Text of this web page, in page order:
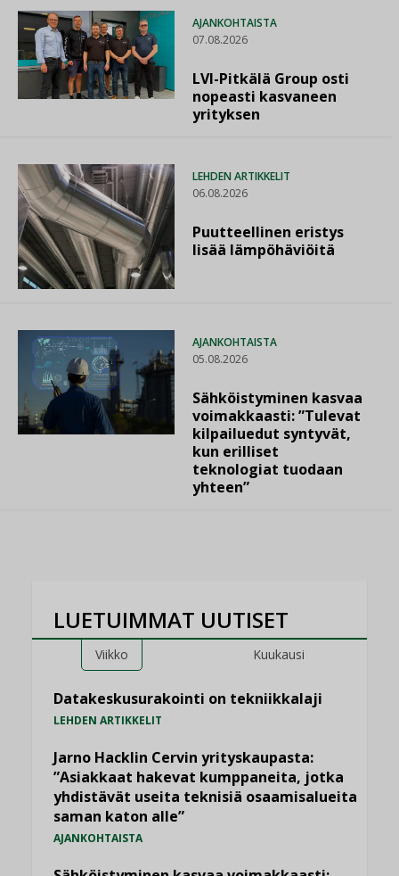
AJANKOHTAISTA
07.08.2026
LVI-Pitkälä Group osti
nopeasti kasvaneen
yrityksen
LEHDEN ARTIKKELIT
06.08.2026
Puutteellinen eristys
lisää lämpöhäviöitä
AJANKOHTAISTA
05.08.2026
Sähköistyminen kasvaa
voimakkaasti: ”Tulevat
kilpailuedut syntyvät,
kun erilliset
teknologiat tuodaan
yhteen”
LUETUIMMAT UUTISET
Viikko Kuukausi
Datakeskusurakointi on tekniikkalaji
LEHDEN ARTIKKELIT
Jarno Hacklin Cervin yrityskaupasta:
”Asiakkaat hakevat kumppaneita, jotka
yhdistävät useita teknisiä osaamisalueita
saman katon alle”
AJANKOHTAISTA